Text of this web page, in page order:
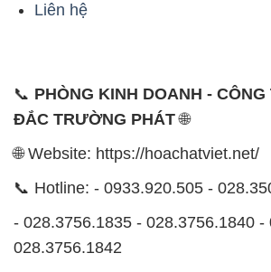
Liên hệ
📞 PHÒNG KINH DOANH -
ĐẮC TRƯỜNG PHÁT🌐
🌐 Website: https://hoachatviet.net/
📞 Hotline: - 0933.920.505 -
- 028.3756.1835 - 028.3756.1840 -
028.3756.1842